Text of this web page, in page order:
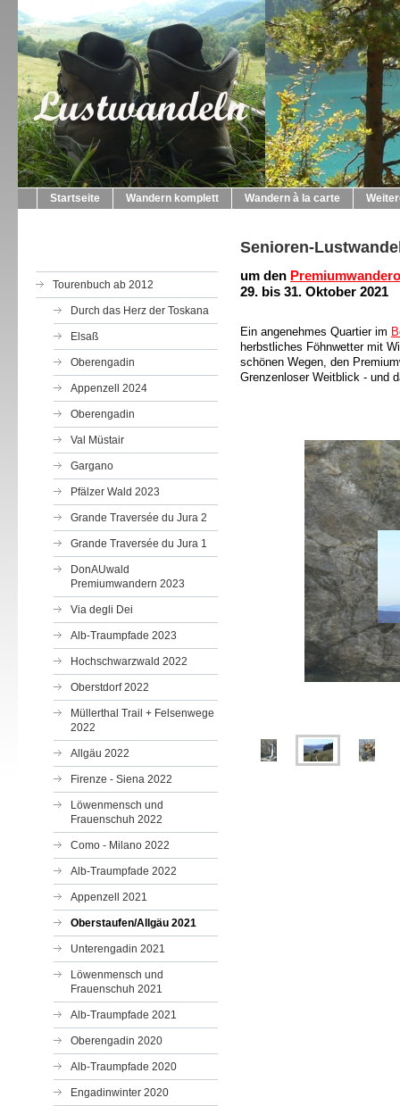
Startseite Wandern komplett Wandern à la carte
Tourenbuch ab 2012
Durch das Herz der Toskana
Elsaß
Oberengadin
Appenzell 2024
Oberengadin
Val Müstair
Gargano
Pfälzer Wald 2023
Grande Traversée du Jura 2
Grande Traversée du Jura 1
DonAUwald
Premiumwandern 2023
Via degli Dei
Alb-Traumpfade 2023
Hochschwarzwald 2022
Oberstdorf 2022
Müllerthal Trail + Felsenwege
2022
Allgäu 2022
Firenze - Siena 2022
Löwenmensch und
Frauenschuh 2022
Como - Milano 2022
Alb-Traumpfade 2022
Appenzell 2021
Oberstaufen/Allgäu 2021
Unterengadin 2021
Löwenmensch und
Frauenschuh 2021
Alb-Traumpfade 2021
Oberengadin 2020
Alb-Traumpfade 2020
Engadinwinter 2020
Senioren-
um den
29. bis 31. Oktober 2021
Ein angenehmes Quartier im
herbstliches Föhnwetter mit
schönen Wegen, den
Grenzenloser Weitblick - und